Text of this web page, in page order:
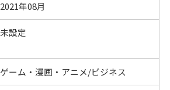
2021年08月
未設定
ゲーム・漫画・アニメ/ビジネス